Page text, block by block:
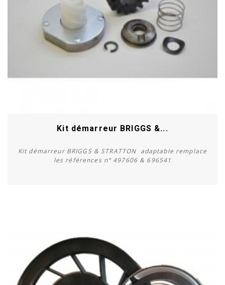
Kit démarreur BRIGGS &...
Kit démarreur BRIGGS & STRATTON adaptable remplace
les références n° 497606 & 696541